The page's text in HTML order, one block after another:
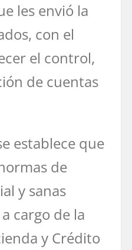
les envió la
con el
el control,
de cuentas
establece que
de
y sanas
cargo de la
y Crédito